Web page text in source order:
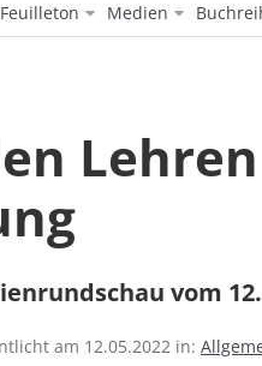
Feuilleton Medien
vom
am 12.05.2022 in: